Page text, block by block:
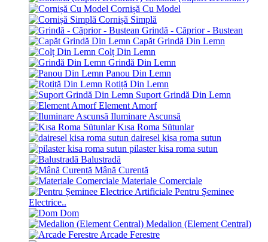
Cornișă Cu Model
Cornișă Simplă
Grindă - Căprior - Bustean
Capăt Grindă Din Lemn
Colț Din Lemn
Grindă Din Lemn
Panou Din Lemn
Rotiță Din Lemn
Suport Grindă Din Lemn
Element Amorf
Iluminare Ascunsă
Kısa Roma Sütunlar
dairesel kisa roma sutun
pilaster kisa roma sutun
Balustradă
Mână Curentă
Materiale Comerciale
Pentru Șeminee
Electrice..
Dom
Medalion (Element Central)
Arcade Ferestre